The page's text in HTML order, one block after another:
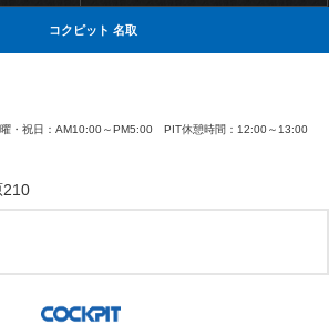
コクピット 名取
・祝日：AM10:00～PM5:00 PIT休憩時間：12:00～13:00
210